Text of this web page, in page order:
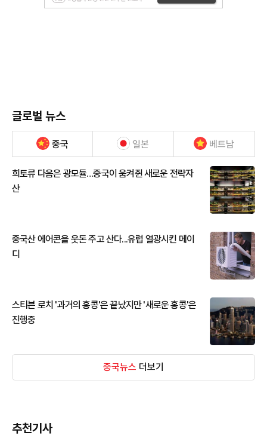
글로벌 뉴스
중국 일본 베트남
희토류 다음은 광모듈…중국이 움켜쥔 새로운 전략자
산
중국산 에어콘을 웃돈 주고 산다...유럽 열광시킨 메이
디
스티븐 로치 '과거의 홍콩'은 끝났지만 '새로운 홍콩'은
진행중
중국뉴스 더보기
추천기사